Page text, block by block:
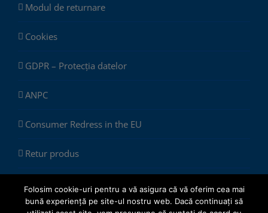
Modul de returnare
Cookies
GDPR – Protecția datelor
ANPC
Consumer Redress in the EU
Retur produs
Folosim cookie-uri pentru a vă asigura că vă oferim cea mai
bună experiență pe site-ul nostru web. Dacă continuați să